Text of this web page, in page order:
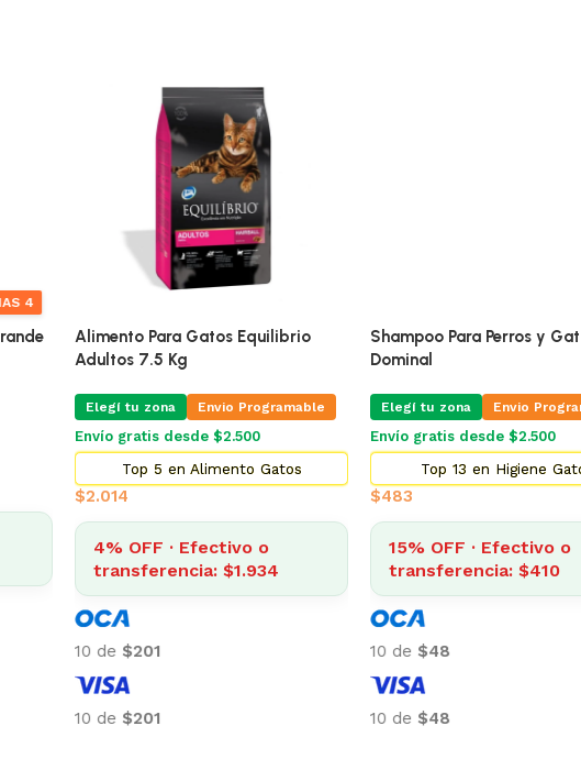
Alimento Para Gatos Equilibrio
Adultos 7.5 Kg
Elegí tu zona Envio Programable
Envío gratis desde $2.500
Top 5 en Alimento Gatos
4% OFF · Efectivo o
transferencia: $1.934
$201
$201
Shampoo Para Perros y Gatos
Elegí tu zona Envio Programable
Envío gratis desde $2.500
Top 13 en Higiene Gatos
15% OFF · Efectivo o
transferencia: $410
$48
$48